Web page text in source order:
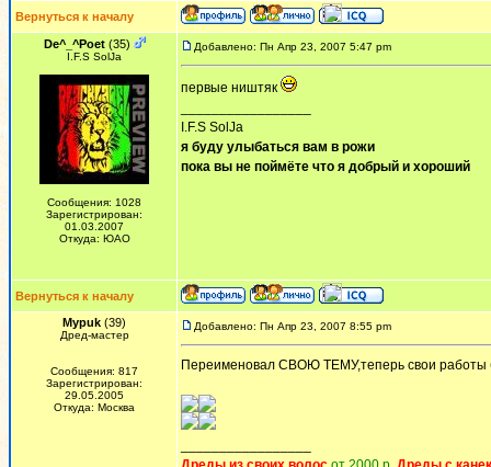
Вернуться к началу
De^_^Poet(35)
I.F.S SolJa
Сообщения: 1028
Зарегистрирован:
01.03.2007
Откуда: ЮАО
Добавлено: Пн Апр 23, 2007 5:47 pm
первые ништяк
I.F.S SolJa
я буду улыбаться вам в рожи
пока вы не поймёте что я добрый и хороший
Вернуться к началу
Mypuk (39)
Дред-мастер
Сообщения: 817
Зарегистрирован:
29.05.2005
Откуда: Москва
Добавлено: Пн Апр 23, 2007 8:55 pm
Переименовал СВОЮ ТЕМУ,теперь свои работы